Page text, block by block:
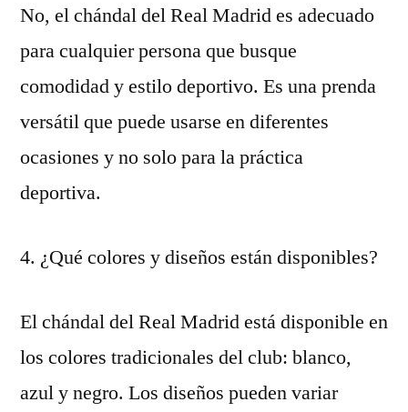
No, el chándal del Real Madrid es adecuado
para cualquier persona que busque
comodidad y estilo deportivo. Es una prenda
versátil que puede usarse en diferentes
ocasiones y no solo para la práctica
deportiva.
4. ¿Qué colores y diseños están disponibles?
El chándal del Real Madrid está disponible en
los colores tradicionales del club: blanco,
azul y negro. Los diseños pueden variar